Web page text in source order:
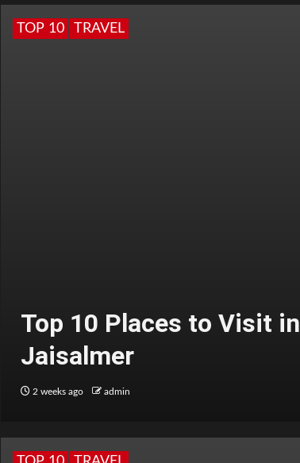
TOP 10 TRAVEL
Top 10 Places to Visit in
Jaisalmer
2 weeks ago admin